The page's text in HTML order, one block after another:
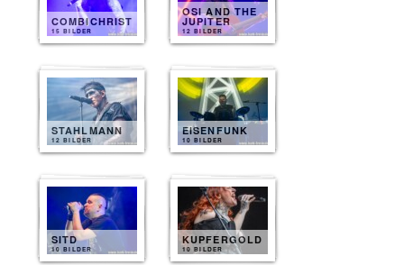
COMBICHRIST
15 BILDER
OSI AND THE
JUPITER
12 BILDER
STAHLMANN
12 BILDER
EISENFUNK
10 BILDER
SITD
10 BILDER
KUPFERGOLD
10 BILDER